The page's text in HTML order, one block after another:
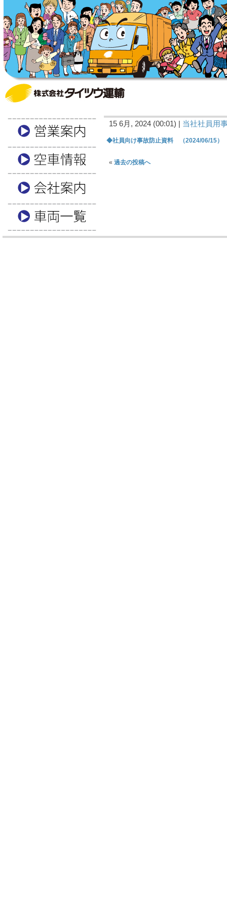
15 6月, 2024 (00:01) | 当社社員用
◆社員向け事故防止資料 （2024/06/15）
« 過去の投稿へ